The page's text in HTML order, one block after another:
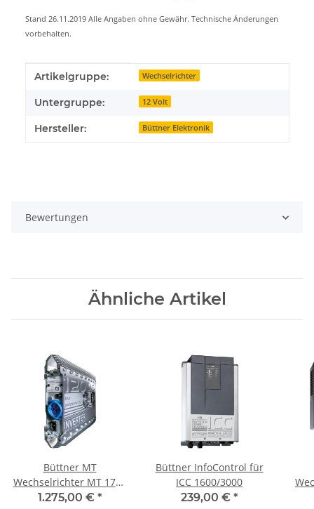
Stand 26.11.2019 Alle Angaben ohne Gewähr. Technische Änderungen
vorbehalten.
Produkteigenschaft
Wert
Artikelgruppe: Wechselrichter
Untergruppe: 12 Volt
Hersteller: Büttner Elektronik
Bewertungen
Ähnliche Artikel
Büttner MT
Wechselrichter MT 1700
SI-N, 12 V
1.275,00 € *
Büttner InfoControl für
ICC 1600/3000
239,00 € *